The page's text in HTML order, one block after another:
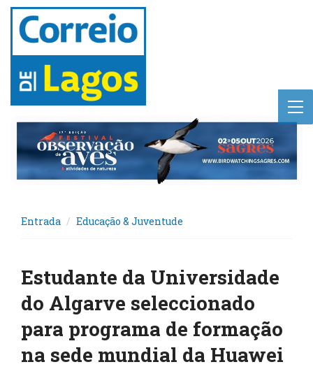
Entrada Educação & Juventude
Estudante da Universidade
do Algarve seleccionado
para programa de formação
na sede mundial da Huawei